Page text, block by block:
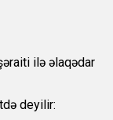
ilə əlaqədar
deyilir: